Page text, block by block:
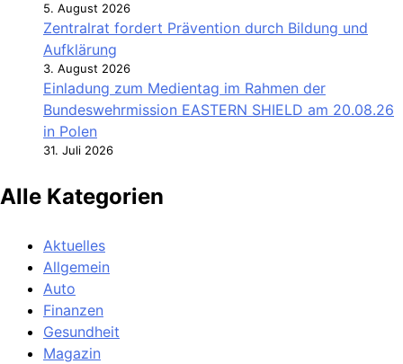
5. August 2026
Zentralrat fordert Prävention durch Bildung und
Aufklärung
3. August 2026
Einladung zum Medientag im Rahmen der
Bundeswehrmission EASTERN SHIELD am 20.08.26
in Polen
31. Juli 2026
Alle Kategorien
Aktuelles
Allgemein
Auto
Finanzen
Gesundheit
Magazin